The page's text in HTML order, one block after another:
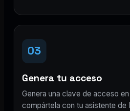
03
Genera tu acceso
Genera una clave de acceso
compártela con tu asistente de